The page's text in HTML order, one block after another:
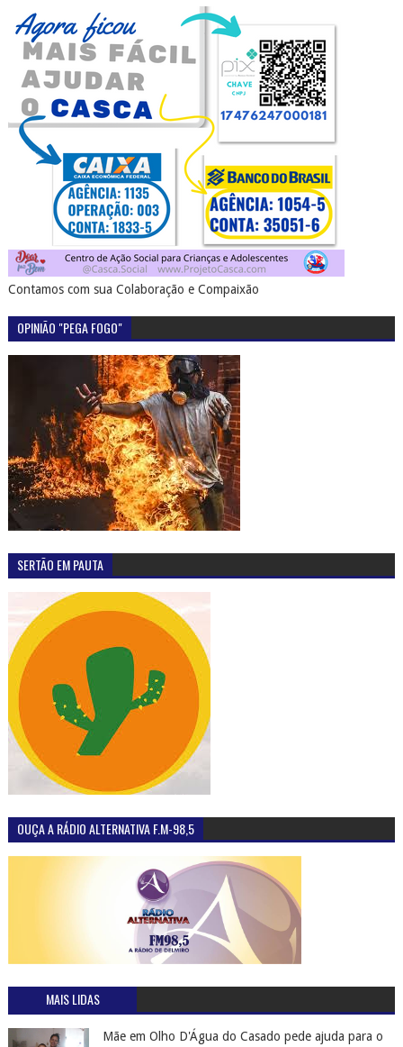
Contamos com sua Colaboração e Compaixão
OPINIÃO "PEGA FOGO"
SERTÃO EM PAUTA
OUÇA A RÁDIO ALTERNATIVA F.M-98,5
MAIS LIDAS
Mãe em Olho D'Água do Casado pede ajuda para o